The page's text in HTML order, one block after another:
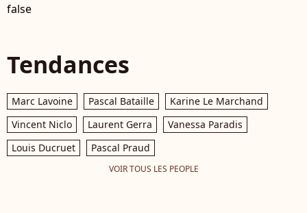
false
Tendances
Marc Lavoine Pascal Bataille
Karine Le Marchand
Vincent Niclo
Laurent Gerra
Vanessa Paradis
Louis Ducruet
Pascal Praud
VOIR TOUS LES PEOPLE